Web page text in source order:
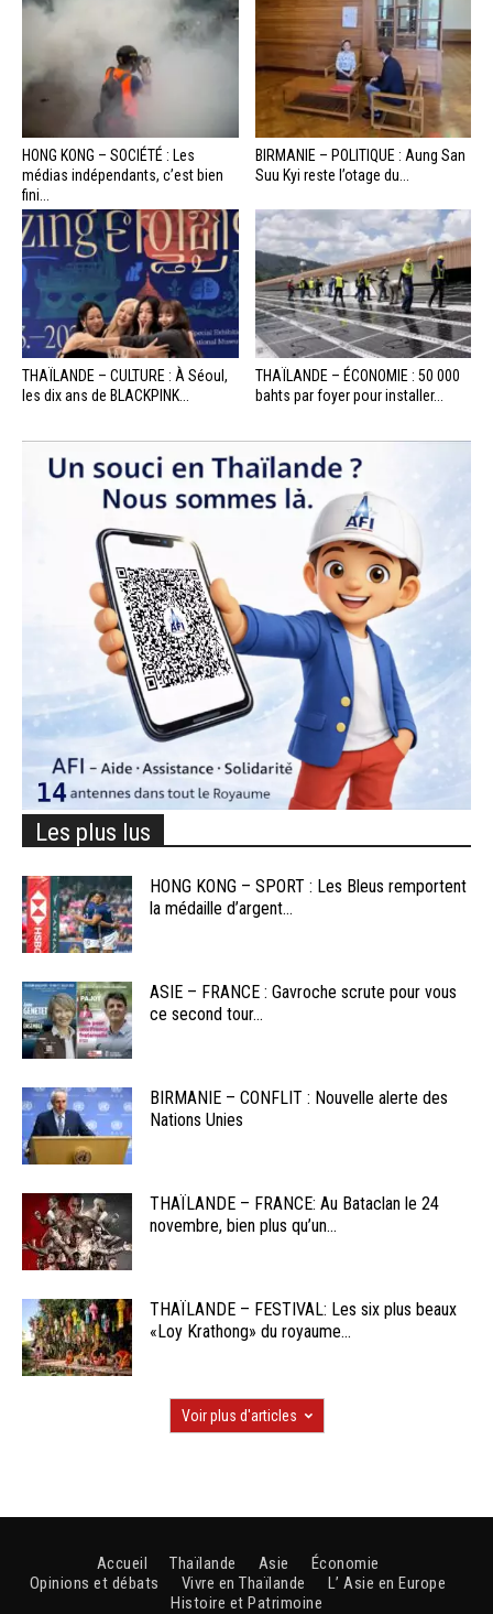
HONG KONG – SOCIÉTÉ : Les
médias indépendants, c’est bien
fini...
BIRMANIE – POLITIQUE : Aung San
Suu Kyi reste l’otage du...
THAÏLANDE – CULTURE : À Séoul,
les dix ans de BLACKPINK...
THAÏLANDE – ÉCONOMIE : 50 000
bahts par foyer pour installer...
Les plus lus
HONG KONG – SPORT : Les Bleus remportent
la médaille d’argent...
ASIE – FRANCE : Gavroche scrute pour vous
ce second tour...
BIRMANIE – CONFLIT : Nouvelle alerte des
Nations Unies
THAÏLANDE – FRANCE: Au Bataclan le 24
novembre, bien plus qu’un...
THAÏLANDE – FESTIVAL: Les six plus beaux
«Loy Krathong» du royaume...
Voir plus d'articles
Accueil Thaïlande Asie
Économie
Opinions et débats
Vivre en Thaïlande
L’ Asie en Europe
Histoire et Patrimoine